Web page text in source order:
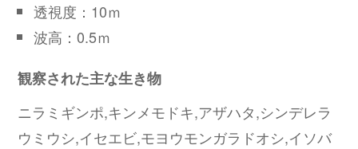
透視度：10ｍ
波高：0.5ｍ
観察された主な生き物
ニラミギンポ,キンメモドキ,アザハタ,シンデレラ
ウミウシ,イセエビ,モヨウモンガラドオシ,イソバ